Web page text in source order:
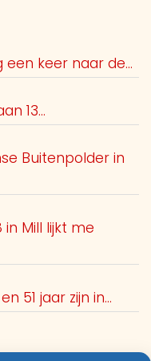
keer naar de...
13...
Buitenpolder in
Mill lijkt me
51 jaar zijn in...